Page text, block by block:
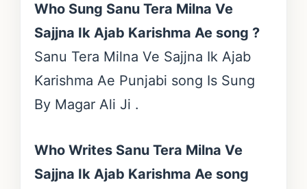
Who Sung Sanu Tera Milna Ve
Sajjna Ik Ajab Karishma Ae song ?
Sanu Tera Milna Ve Sajjna Ik Ajab
Karishma Ae Punjabi song Is Sung
By Magar Ali Ji .
Who Writes Sanu Tera Milna Ve
Sajjna Ik Ajab Karishma Ae song